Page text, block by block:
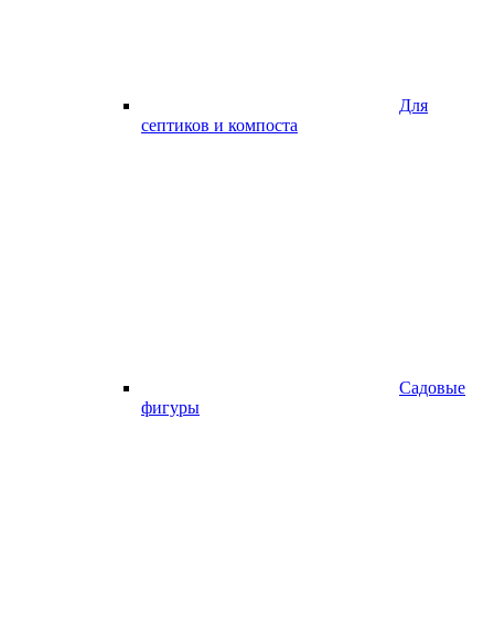
Для
септиков и компоста
Садовые
фигуры